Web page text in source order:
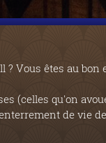
Vous êtes au bon
(celles qu'on
de vie